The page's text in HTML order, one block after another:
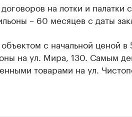
на лотки и палатки
– 60 месяцев с даты
с начальной ценой в
на ул. Мира, 130. Самым
товарами на ул.